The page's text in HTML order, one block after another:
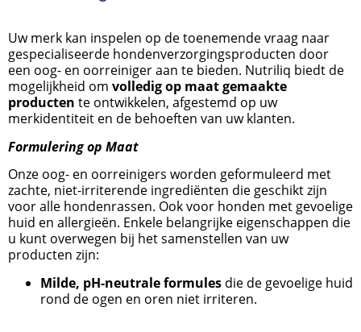
Uw merk kan inspelen op de toenemende vraag naar
gespecialiseerde hondenverzorgingsproducten door
een oog- en oorreiniger aan te bieden. Nutriliq biedt de
mogelijkheid om volledig op maat gemaakte
producten te ontwikkelen, afgestemd op uw
merkidentiteit en de behoeften van uw klanten.
Formulering op Maat
Onze oog- en oorreinigers worden geformuleerd met
zachte, niet-irriterende ingrediënten die geschikt zijn
voor alle hondenrassen. Ook voor honden met gevoelige
huid en allergieën. Enkele belangrijke eigenschappen die
u kunt overwegen bij het samenstellen van uw
producten zijn:
Milde, pH-neutrale formules die de gevoelige huid
rond de ogen en oren niet irriteren.